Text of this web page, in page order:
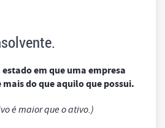
em que uma empresa
mais do que aquilo que possui.
é maior que o ativo.)